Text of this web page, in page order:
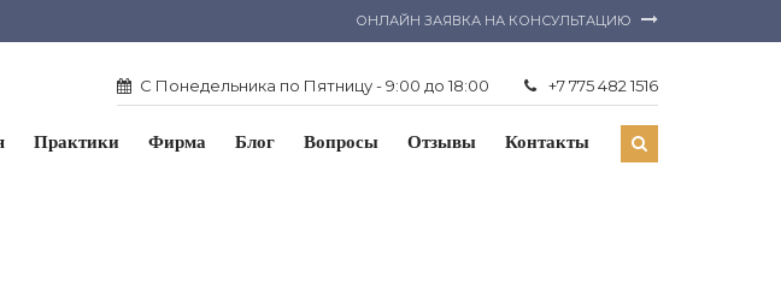
ОНЛАЙН ЗАЯВКА НА КОНСУЛЬТАЦИЮ
С Понедельника по Пятницу - 9:00 до 18:00 +7 775 482 1516
Практики Фирма Блог Вопросы Отзывы Контакты